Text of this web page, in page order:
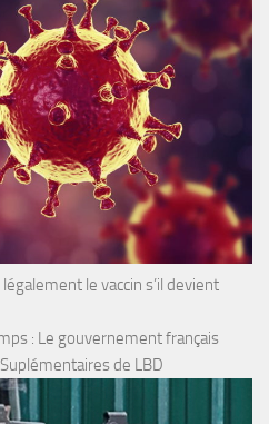
le vaccin s’il devient
: Le gouvernement français
de LBD